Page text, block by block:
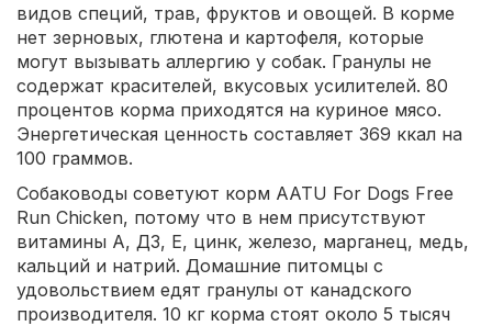
видов специй, трав, фруктов и овощей. В корме
нет зерновых, глютена и картофеля, которые
могут вызывать аллергию у собак. Гранулы не
содержат красителей, вкусовых усилителей. 80
процентов корма приходятся на куриное мясо.
Энергетическая ценность составляет 369 ккал на
100 граммов.
Собаководы советуют корм AATU For Dogs Free
Run Chicken, потому что в нем присутствуют
витамины А, Д3, Е, цинк, железо, марганец, медь,
кальций и натрий. Домашние питомцы с
удовольствием едят гранулы от канадского
производителя. 10 кг корма стоят около 5 тысяч